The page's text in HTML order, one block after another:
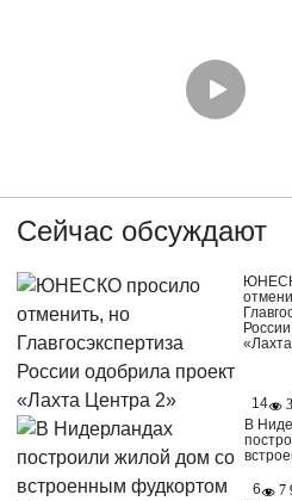
Сейчас обсуждают
14
В
6
7